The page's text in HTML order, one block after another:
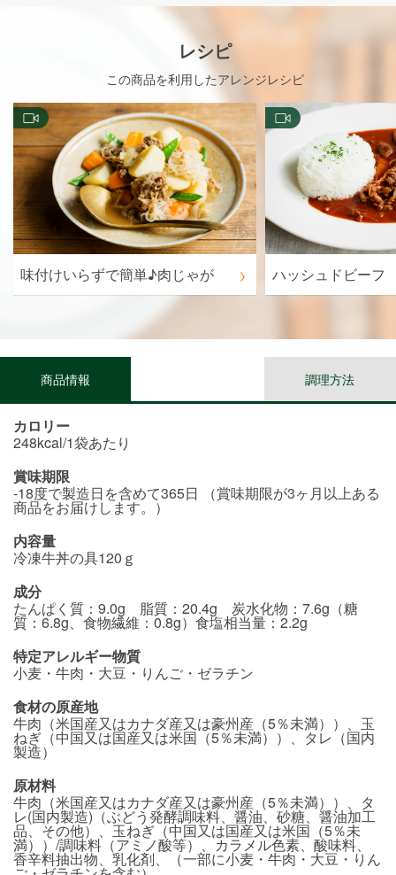
レシピ
この商品を利用したアレンジレシピ
味付けいらずで簡単♪肉じゃが ハッシュドビーフ
商品情報 調理方法
カロリー
248kcal/1袋あたり
賞味期限
-18度で製造日を含めて365日 （賞味期限が3ヶ月以上ある
商品をお届けします。）
内容量
冷凍牛丼の具120ｇ
成分
たんぱく質：9.0g 脂質：20.4g 炭水化物：7.6g（糖
質：6.8g、食物繊維：0.8g）食塩相当量：2.2g
特定アレルギー物質
小麦・牛肉・大豆・りんご・ゼラチン
食材の原産地
牛肉（米国産又はカナダ産又は豪州産（5％未満））、玉
ねぎ（中国又は国産又は米国（5％未満））、タレ（国内
製造）
原材料
牛肉（米国産又はカナダ産又は豪州産（5％未満））、タ
レ(国内製造)（ぶどう発酵調味料、醤油、砂糖、醤油加工
品、その他）、玉ねぎ（中国又は国産又は米国（5％未
満））/調味料（アミノ酸等）、カラメル色素、酸味料、
香辛料抽出物、乳化剤、（一部に小麦・牛肉・大豆・りん